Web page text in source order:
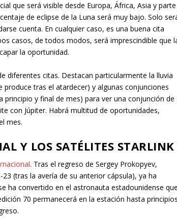
que será visible desde Europa, África, Asia y parte
de eclipse de la Luna será muy bajo. Solo
cuenta. En cualquier caso, es una buena cita
casos, de todos modos, será imprescindible que
la oportunidad.
diferentes citas. Destacan particularmente la lluvia
tras el atardecer) y algunas conjunciones
y final de mes) para ver una conjunción de
con Júpiter. Habrá multitud de oportunidades,
mes.
Y LOS SATÉLITES STARLINK
. Tras el regreso de Sergey Prokopyev,
(tras la avería de su anterior cápsula), ya ha
ha convertido en el astronauta estadounidense
70 permanecerá en la estación hasta